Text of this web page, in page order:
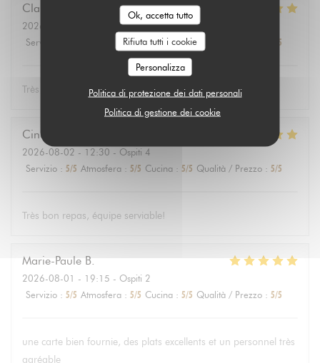
Ok, accetta tutto
Rifiuta tutti i cookie
Personalizza
Politica di protezione dei dati personali
Politica di gestione dei cookie
Claudie
2026-08-01
- 12:30 - Ospiti 2
Servizio
: 5/5 Cucina: 5/5 Qualità / Prezzo /5
Très bon
Cindy
2026-08-02 - 12:30 - Ospiti 4
Servizio : 5/5 Atmosfera : 5/5 Cucina : 5/5 Qualità / Prezzo : 5/5
Très bon repas, équipe serviable!
Marie-Paule B
2026-08-01 - 19:15 - Ospiti 2
Servizio : 5/5 Atmosfera : 5/5 Cucina : 5/5 Qualità / Prezzo : 5/5
une carte bien fournie, des plats excellents et un personnel très
agréable